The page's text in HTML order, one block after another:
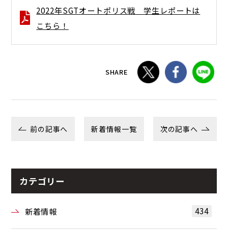
2022年SGTオートポリス戦 学生レポートは
こちら！
SHARE
前の記事へ 新着情報一覧 次の記事へ
カテゴリー
新着情報 434